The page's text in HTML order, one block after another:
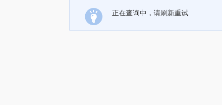
正在查询中，请刷新重试